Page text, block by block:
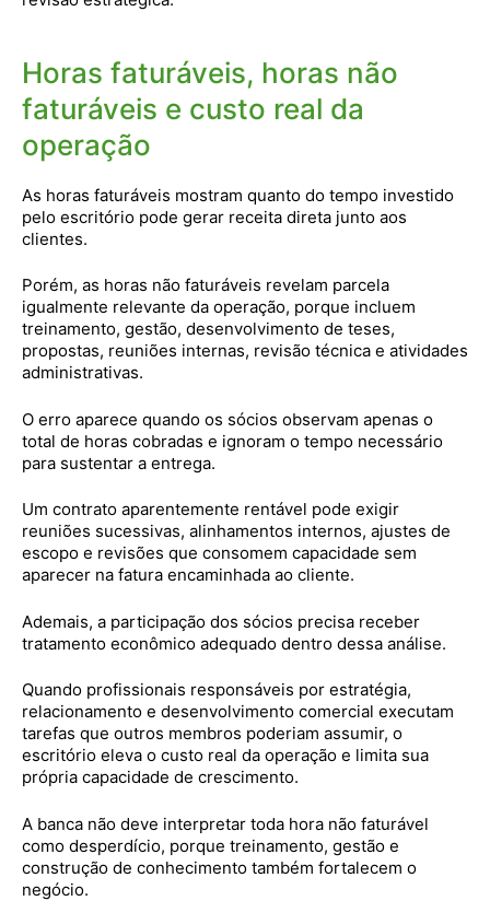
Horas faturáveis, horas não
faturáveis e custo real da
operação
As horas faturáveis mostram quanto do tempo investido
pelo escritório pode gerar receita direta junto aos
clientes.
Porém, as horas não faturáveis revelam parcela
igualmente relevante da operação, porque incluem
treinamento, gestão, desenvolvimento de teses,
propostas, reuniões internas, revisão técnica e atividades
administrativas.
O erro aparece quando os sócios observam apenas o
total de horas cobradas e ignoram o tempo necessário
para sustentar a entrega.
Um contrato aparentemente rentável pode exigir
reuniões sucessivas, alinhamentos internos, ajustes de
escopo e revisões que consomem capacidade sem
aparecer na fatura encaminhada ao cliente.
Ademais, a participação dos sócios precisa receber
tratamento econômico adequado dentro dessa análise.
Quando profissionais responsáveis por estratégia,
relacionamento e desenvolvimento comercial executam
tarefas que outros membros poderiam assumir, o
escritório eleva o custo real da operação e limita sua
própria capacidade de crescimento.
A banca não deve interpretar toda hora não faturável
como desperdício, porque treinamento, gestão e
construção de conhecimento também fortalecem o
negócio.